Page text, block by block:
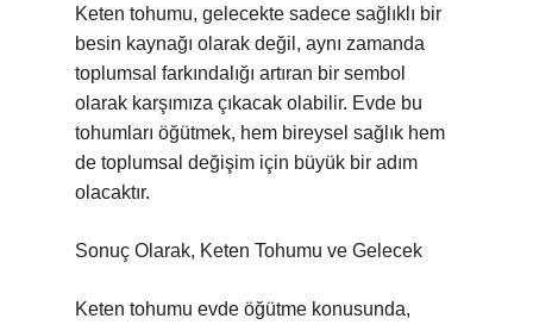
Keten tohumu, gelecekte sadece sağlıklı bir
besin kaynağı olarak değil, aynı zamanda
toplumsal farkındalığı artıran bir sembol
olarak karşımıza çıkacak olabilir. Evde bu
tohumları öğütmek, hem bireysel sağlık hem
de toplumsal değişim için büyük bir adım
olacaktır.
Sonuç Olarak, Keten Tohumu ve Gelecek
Keten tohumu evde öğütme konusunda,